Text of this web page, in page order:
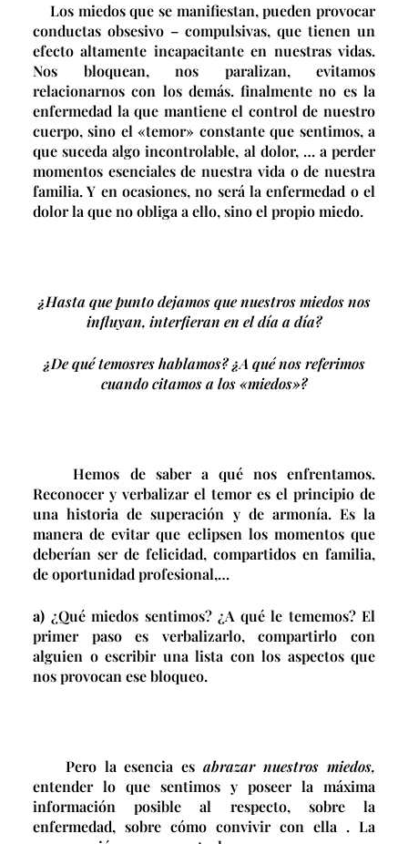
Los miedos que se manifiestan, pueden provocar
conductas obsesivo – compulsivas, que tienen un
efecto altamente incapacitante en nuestras vidas.
Nos bloquean, nos paralizan, evitamos
relacionarnos con los demás. finalmente no es la
enfermedad la que mantiene el control de nuestro
cuerpo, sino el «temor» constante que sentimos, a
que suceda algo incontrolable, al dolor, … a perder
momentos esenciales de nuestra vida o de nuestra
familia. Y en ocasiones, no será la enfermedad o el
dolor la que no obliga a ello, sino el propio miedo.
¿Hasta que punto dejamos que nuestros miedos nos
influyan, interfieran en el día a día?
¿De qué temosres hablamos? ¿A qué nos referimos
cuando citamos a los «miedos»?
Hemos de saber a qué nos enfrentamos.
Reconocer y verbalizar el temor es el principio de
una historia de superación y de armonía. Es la
manera de evitar que eclipsen los momentos que
deberían ser de felicidad, compartidos en familia,
de oportunidad profesional,…
a) ¿Qué miedos sentimos? ¿A qué le tememos? El
primer paso es verbalizarlo, compartirlo con
alguien o escribir una lista con los aspectos que
nos provocan ese bloqueo.
Pero la esencia esabrazar nuestros miedos,
entender lo que sentimos y poseer la máxima
información posible al respecto, sobre la
enfermedad, sobre cómo convivir con ella . La